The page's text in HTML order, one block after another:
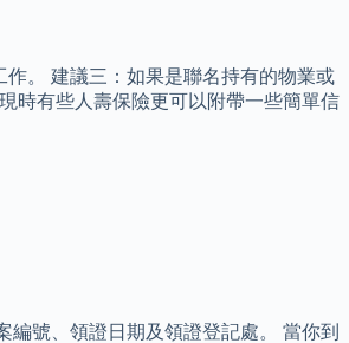
。 建議三：如果是聯名持有的物業或
時有些人壽保險更可以附帶一些簡單信
號、領證日期及領證登記處。 當你到